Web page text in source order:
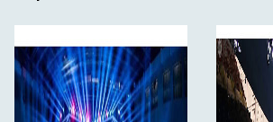
Na konzoli ve tvaru U jsou 3 montážní
Standardizované montážní body se